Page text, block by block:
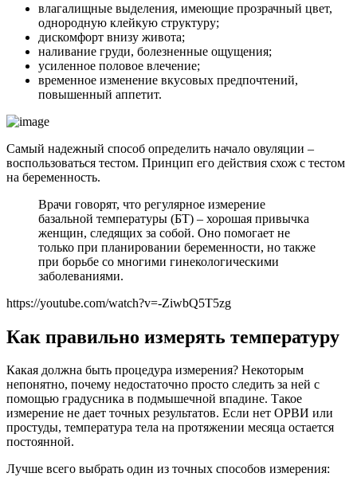
влагалищные выделения, имеющие прозрачный цвет,
однородную клейкую структуру;
дискомфорт внизу живота;
наливание груди, болезненные ощущения;
усиленное половое влечение;
временное изменение вкусовых предпочтений,
повышенный аппетит.
Самый надежный способ определить начало овуляции –
воспользоваться тестом. Принцип его действия схож с тестом
на беременность.
Врачи говорят, что регулярное измерение
базальной температуры (БТ) – хорошая привычка
женщин, следящих за собой. Оно помогает не
только при планировании беременности, но также
при борьбе со многими гинекологическими
заболеваниями.
https://youtube.com/watch?v=-ZiwbQ5T5zg
Как правильно измерять температуру
Какая должна быть процедура измерения? Некоторым
непонятно, почему недостаточно просто следить за ней с
помощью градусника в подмышечной впадине. Такое
измерение не дает точных результатов. Если нет ОРВИ или
простуды, температура тела на протяжении месяца остается
постоянной.
Лучше всего выбрать один из точных способов измерения: